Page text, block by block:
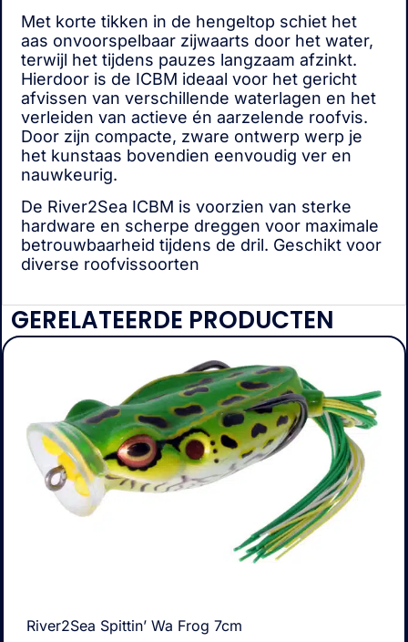
Met korte tikken in de hengeltop schiet het
aas onvoorspelbaar zijwaarts door het water,
terwijl het tijdens pauzes langzaam afzinkt.
Hierdoor is de ICBM ideaal voor het gericht
afvissen van verschillende waterlagen en het
verleiden van actieve én aarzelende roofvis.
Door zijn compacte, zware ontwerp werp je
het kunstaas bovendien eenvoudig ver en
nauwkeurig.
De River2Sea ICBM is voorzien van sterke
hardware en scherpe dreggen voor maximale
betrouwbaarheid tijdens de dril. Geschikt voor
diverse roofvissoorten
GERELATEERDE PRODUCTEN
River2Sea Spittin’ Wa Frog 7cm